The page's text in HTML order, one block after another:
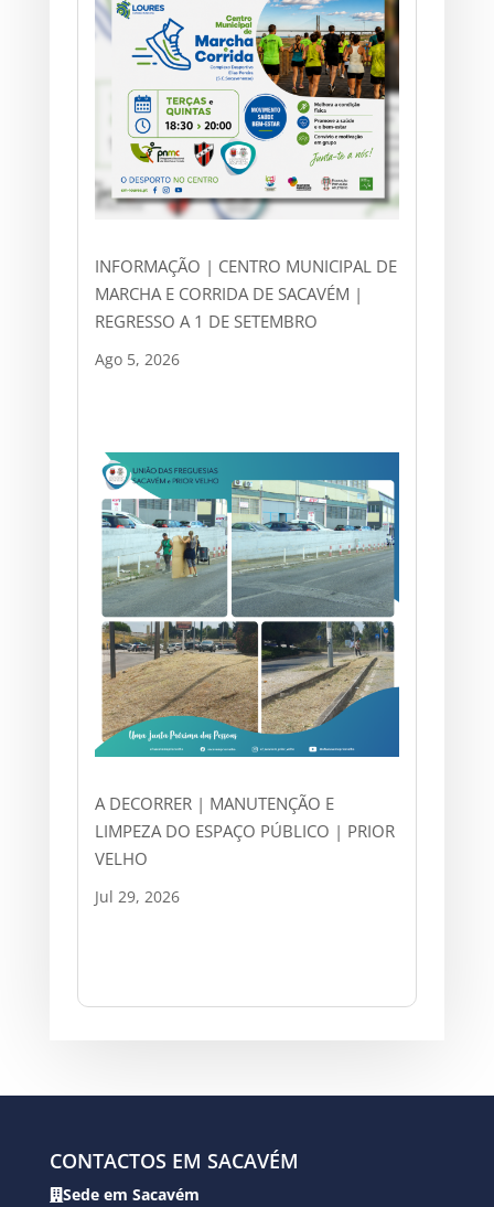
INFORMAÇÃO | CENTRO MUNICIPAL DE
MARCHA E CORRIDA DE SACAVÉM |
REGRESSO A 1 DE SETEMBRO
Ago 5, 2026
A DECORRER | MANUTENÇÃO E
LIMPEZA DO ESPAÇO PÚBLICO | PRIOR
VELHO
Jul 29, 2026
CONTACTOS EM SACAVÉM
Sede em Sacavém